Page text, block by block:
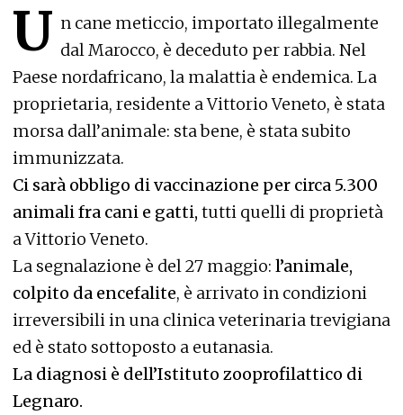
U n cane meticcio, importato illegalmente
dal Marocco, è deceduto per rabbia. Nel
Paese nordafricano, la malattia è endemica. La
proprietaria, residente a Vittorio Veneto, è stata
morsa dall’animale: sta bene, è stata subito
immunizzata.
Ci sarà obbligo di vaccinazione per circa 5.300
animali fra cani e gatti, tutti quelli di proprietà
a Vittorio Veneto.
La segnalazione è del 27 maggio: l’animale,
colpito da encefalite, è arrivato in condizioni
irreversibili in una clinica veterinaria trevigiana
ed è stato sottoposto a eutanasia.
La diagnosi è dell’Istituto zooprofilattico di
Legnaro.